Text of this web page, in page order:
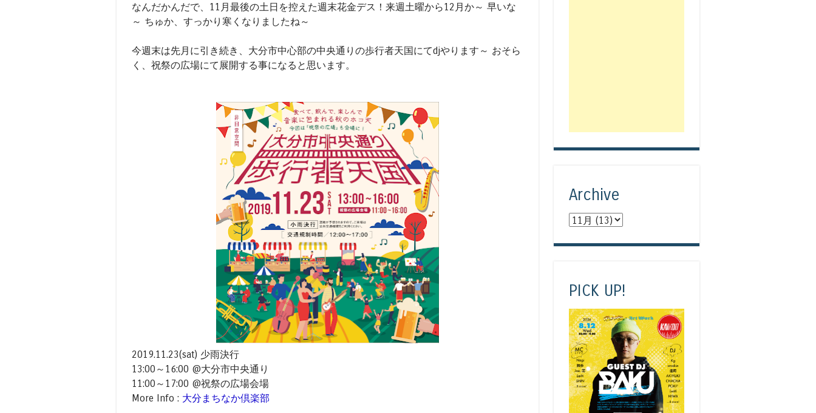
なんだかんだで、11月最後の土日を控えた週末花金デス！来週土曜から12月か～ 早いな
～ ちゅか、すっかり寒くなりましたね～
今週末は先月に引き続き、大分市中心部の中央通りの歩行者天国にてdjやります～ おそら
く、祝祭の広場にて展開する事になると思います。
2019.11.23(sat) 少雨決行
13:00～16:00 @大分市中央通り
11:00～17:00 @祝祭の広場会場
More Info : 大分まちなか倶楽部
Archive
PICK UP!